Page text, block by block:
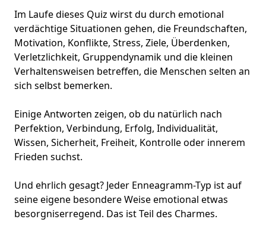
Im Laufe dieses Quiz wirst du durch emotional
verdächtige Situationen gehen, die Freundschaften,
Motivation, Konflikte, Stress, Ziele, Überdenken,
Verletzlichkeit, Gruppendynamik und die kleinen
Verhaltensweisen betreffen, die Menschen selten an
sich selbst bemerken.
Einige Antworten zeigen, ob du natürlich nach
Perfektion, Verbindung, Erfolg, Individualität,
Wissen, Sicherheit, Freiheit, Kontrolle oder innerem
Frieden suchst.
Und ehrlich gesagt? Jeder Enneagramm-Typ ist auf
seine eigene besondere Weise emotional etwas
besorgniserregend. Das ist Teil des Charmes.